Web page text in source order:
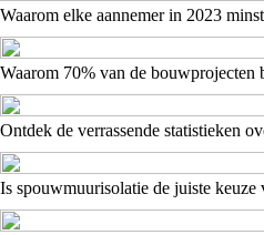
Waarom elke aannemer in 2023
Waarom 70% van de bouwprojecten
Ontdek de verrassende statistieken
Is spouwmuurisolatie de juiste